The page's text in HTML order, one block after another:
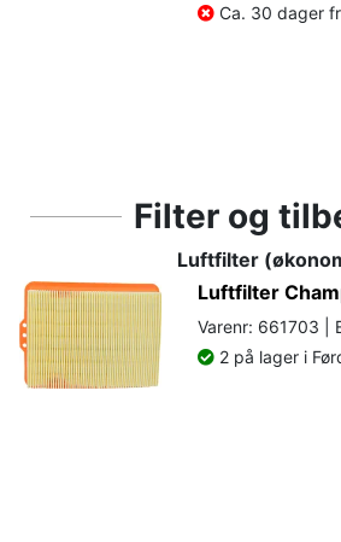
Ca. 30 dager
Filter og
Luftfilter
Luftfilter
Varenr: 661703 |
2 på lager i